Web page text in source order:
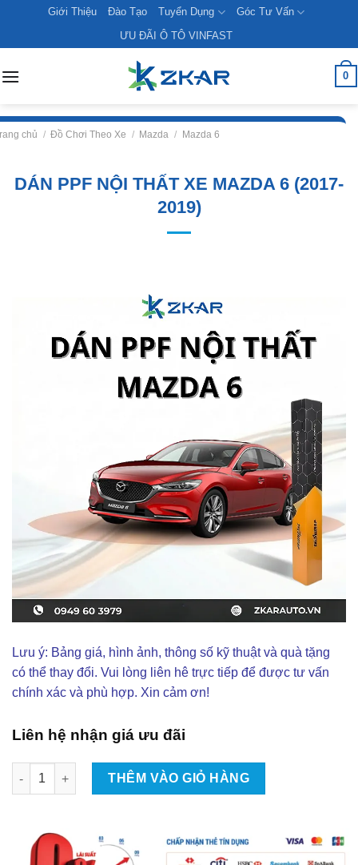
content
Giới Thiệu Đào Tạo Tuyển Dụng
Góc Tư Vấn
ƯU ĐÃI Ô TÔ VINFAST
0
chủ / Đồ Chơi Theo Xe / Mazda / Mazda 6
DÁN PPF NỘI THẤT XE MAZDA 6 (2017-
2019)
Lưu ý: Bảng giá, hình ảnh, thông số kỹ thuật và quà tặng
có thể thay đổi. Vui lòng liên hê trực tiếp để được tư vấn
chính xác và phù hợp. Xin cảm ơn!
Liên hệ nhận giá ưu đãi
Dán PPF Nội Thất Xe Mazda 6 (2017-2019) số lượng
THÊM VÀO GIỎ HÀNG